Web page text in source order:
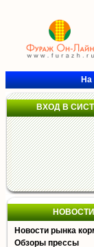
На
ВХОД В
НОВОСТИ
Новости рынка
Обзоры прессы